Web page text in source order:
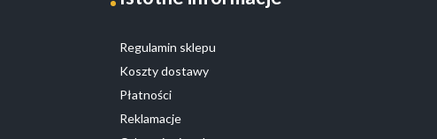
Regulamin sklepu
Koszty dostawy
Płatności
Reklamacje